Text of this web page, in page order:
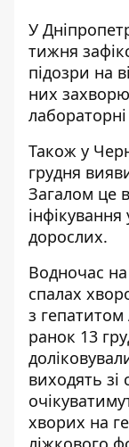
У
тижня
підозри на
них
Також у
грудня
Загалом це
дорослих.
Водночас на
спалах
з гепатитом
ранок 13
виходять зі
хворих на